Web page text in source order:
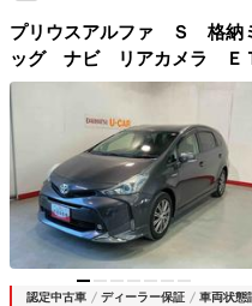
プリウスアルファ Ｓ 格納
ッグ ナビ リアカメラ Ｅ
コンキー 運転席エアバッ
Ｓ付き 衝突安全ボディ ア
認定中古車 ディーラー保証 車両状態